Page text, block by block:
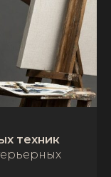
техник